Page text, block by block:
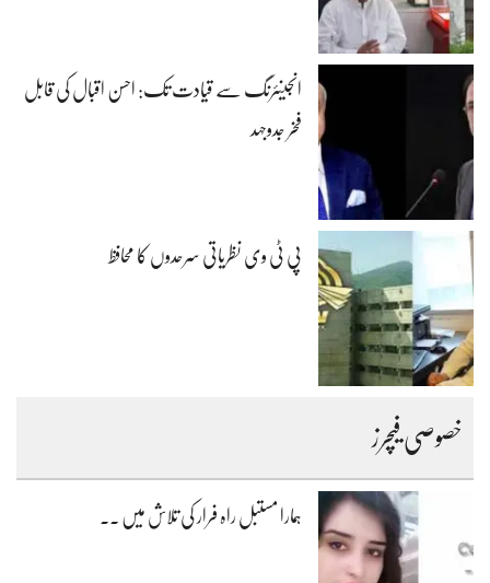
انجینئرنگ سے قیادت تک: احسن اقبال کی قابل
فخر جدوجہد
پی ٹی وی نظریاتی سرحدوں کا محافظ
خصوصی فیچرز
ہمارا مستبل راہ فرار کی تلاش میں ۔۔